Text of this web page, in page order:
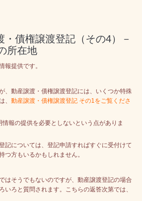
・債権譲渡登記（その4）－
所在地
報提供です。
、動産譲渡・債権譲渡登記には、いくつか特殊
、 動産譲渡・債権譲渡登記 その1をご覧くださ
報の提供を必要としないという点がありま
記については、登記申請すればすぐに受付けて
つ方もいるかもしれません。
はそうでもないのですが、動産譲渡登記の場合
いろと質問されます。こちらの返答次第では、